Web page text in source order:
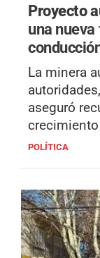
Proyecto
una
La minera
aseguró
POLÍTICA